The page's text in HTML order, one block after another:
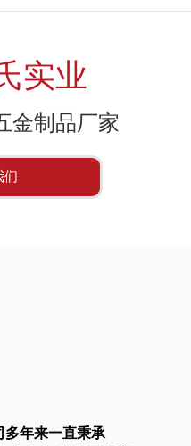
实业
金制品厂家
们
多年来一直秉承